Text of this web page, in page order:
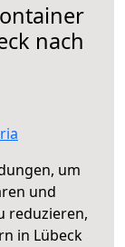
nach
um
und
reduzieren,
in Lübeck